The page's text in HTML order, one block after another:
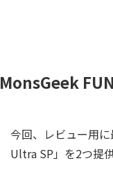
MonsGeek
今回、レビュー用
Ultra SP」を2つ提